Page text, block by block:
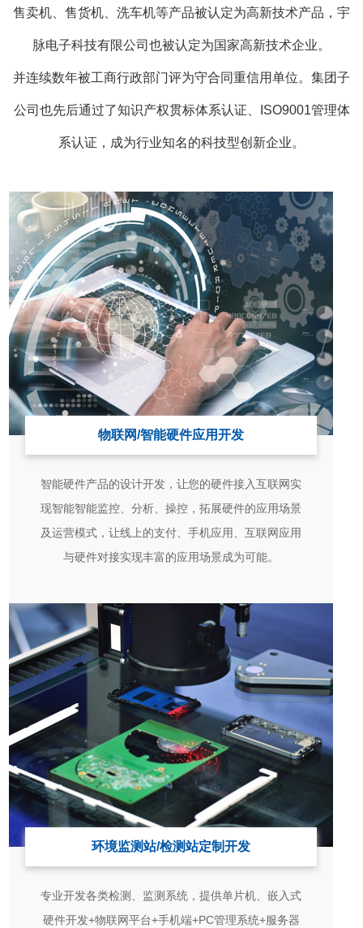
维修检测设备系列控制系统、终端信息
系统、熨烫机定位控制系统、自动波箱
统。GPS自助语音导游模块。4D电影座
生产线润滑系统。钣金攻丝模块。升降
凭借扎实的技术基础，在行业里积
碑及美誉度。
售卖机、售货机、洗车机等产品被认定为高新技术产品，宇
脉电子科技有限公司也被认定为国家高新技术企业。
并连续数年被工商行政部门评为守合同重信用单位。集团子
公司也先后通过了知识产权贯标体系认证、ISO9001管理体
系认证，成为行业知名的科技型创新企业。
物联网/智能硬件应用开发
智能硬件产品的设计开发，让您的硬件接入互联网实
现智能智能监控、分析、操控，拓展硬件的应用场景
及运营模式，让线上的支付、手机应用、互联网应用
与硬件对接实现丰富的应用场景成为可能。
环境监测站/检测站定制开发
专业开发各类检测、监测系统，提供单片机、嵌入式
硬件开发+物联网平台+手机端+PC管理系统+服务器